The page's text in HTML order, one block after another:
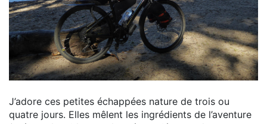
J’adore ces petites échappées nature de trois ou
quatre jours. Elles mêlent les ingrédients de l’aventure